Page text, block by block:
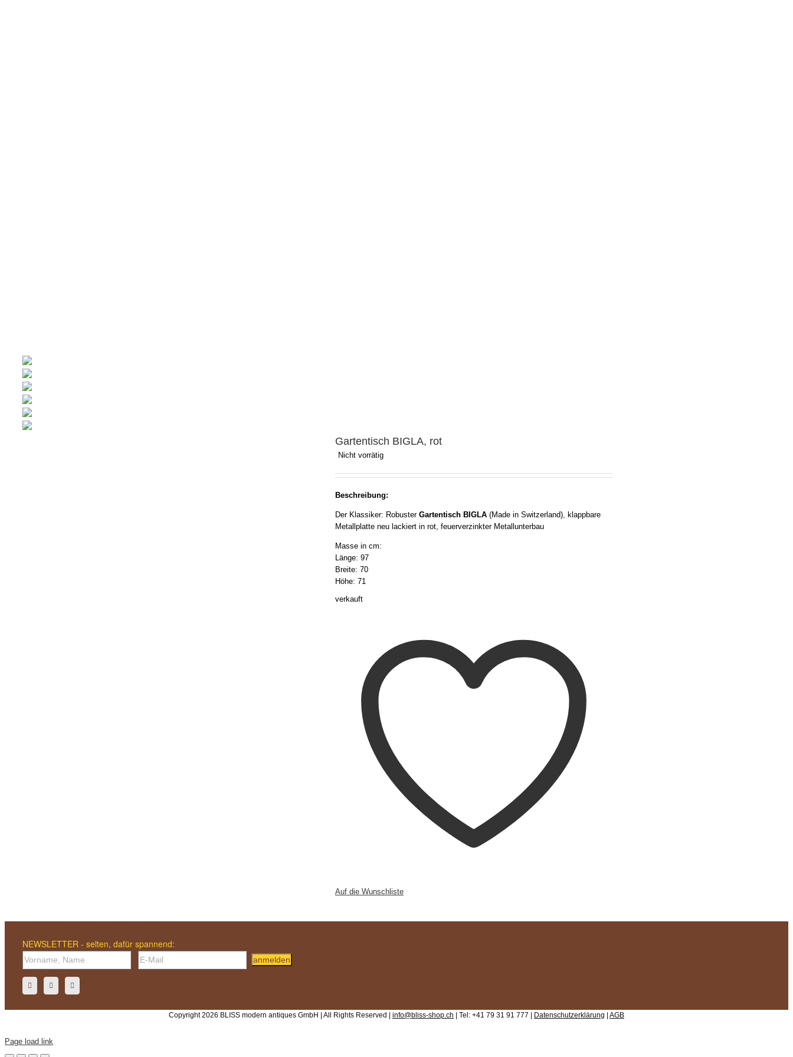
Gartentisch BIGLA, rot
Nicht vorrätig
Beschreibung:
Der Klassiker: Robuster Gartentisch BIGLA (Made in Switzerland), klappbare
Metallplatte neu lackiert in rot, feuerverzinkter Metallunterbau
Masse in cm:
Länge: 97
Breite: 70
Höhe: 71
verkauft
Auf die Wunschliste
NEWSLETTER - selten, dafür spannend:
anmelden
Copyright 2026 BLISS modern antiques GmbH | All Rights Reserved | info@bliss-shop.ch | Tel: +41 79 31 91 777 | Datenschutzerklärung | AGB
Page load link